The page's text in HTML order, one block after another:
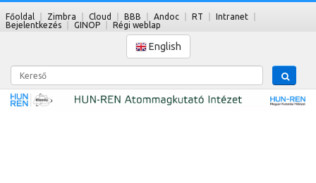
Főoldal Zimbra Cloud BBB Andoc RT
Intranet
Bejelentkezés
GINOP Régi weblap
English
Kereső